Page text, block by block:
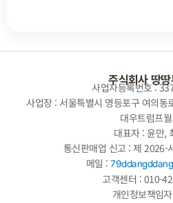
로그인
주식회사 땅
사업자등록번호 :
사업장 : 서울특별시 영등포구 여의
대우트럼프
대표자 : 윤만,
통신판매업 신고 : 제 2026-
메일 :
고객센터 : 010-
개인정보책임